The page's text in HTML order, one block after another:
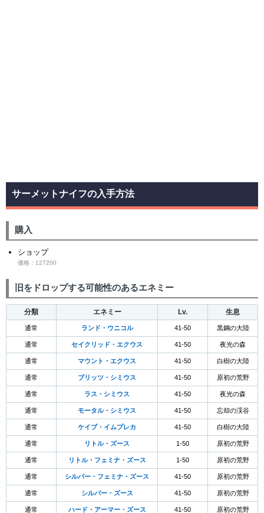
サーメットナイフの入手方法
購入
ショップ
価格：127200
旧をドロップする可能性のあるエネミー
分類 エネミー Lv. 生息
通常 ランド・ウニコル 41-50 黒鋼の大陸
通常 セイクリッド・エクウス 41-50 夜光の森
通常 マウント・エクウス 41-50 白樹の大陸
通常 ブリッツ・シミウス 41-50 原初の荒野
通常 ラス・シミウス 41-50 夜光の森
通常 モータル・シミウス 41-50 忘却の渓谷
通常 ケイブ・イムプレカ 41-50 白樹の大陸
通常 リトル・ズース 1-50 原初の荒野
通常 リトル・フェミナ・ズース 1-50 原初の荒野
通常 シルバー・フェミナ・ズース 41-50 原初の荒野
通常 シルバー・ズース 41-50 原初の荒野
通常 ハード・アーマー・ズース 41-50 原初の荒野